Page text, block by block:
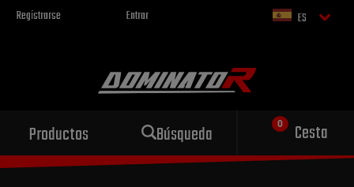
Registrarse Entrar ES
Productos Búsqueda Cesta
Escape deportivo
para tu motocicleta